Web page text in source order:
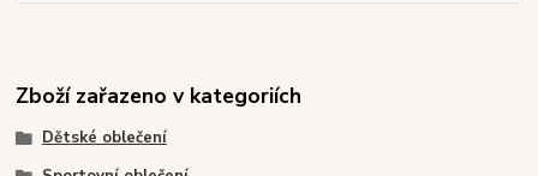
Zboží zařazeno v kategoriích
Dětské oblečení